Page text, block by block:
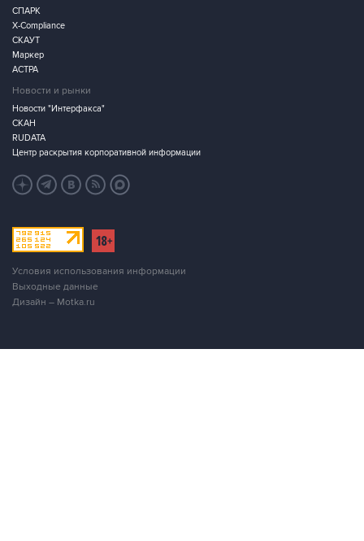
СПАРК
X-Compliance
СКАУТ
Маркер
АСТРА
Новости и рынки
Новости "Интерфакса"
СКАН
RUDATA
Центр раскрытия корпоративной информации
Условия использования информации
Выходные данные
Дизайн – Motka.ru